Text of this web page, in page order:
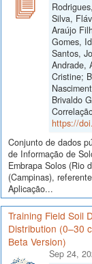
Silva,
Araújo
Gomes,
Santos,
Andrade,
Cristine;
Brivaldo
https://
Conjunto de dados
de Informação de
Embrapa Solos (Rio
(Campinas),
Aplicação...
Training Field Soil
Distribution (0–30
Beta Version)
Sep 24,